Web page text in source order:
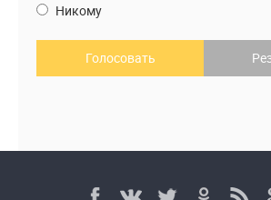
Никому
Голосовать